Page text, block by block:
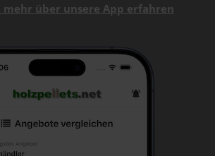
mehr über unsere App erfahren